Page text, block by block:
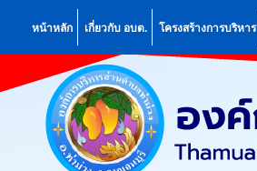
หน้าหลัก เกี่ยวกับ อบต. โครงสร้างการบริหาร